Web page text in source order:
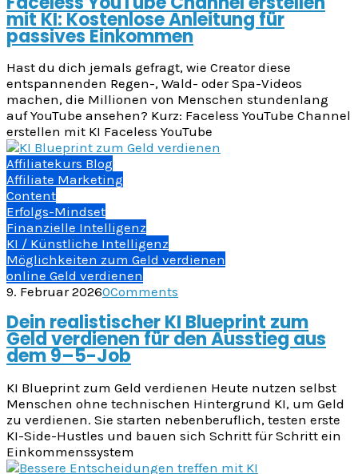
mit KI: Kostenlose Anleitung für
passives Einkommen
Hast du dich jemals gefragt, wie Creator diese
entspannenden Regen-, Wald- oder Spa-Videos
machen, die Millionen von Menschen stundenlang
auf YouTube ansehen? Kurz: Faceless YouTube Channel
erstellen mit KI Faceless YouTube
Affiliatekurs Blog
Affiliate Marketing
Content
Erfolgs-Mindset
Finanzielle Intelligenz
KI / Künstliche Intelligenz
Möglichkeiten zum Geld verdienen
online Geld verdienen
9. Februar 20260Comments
Dein realistischer KI Blueprint zum
Geld verdienen für den Ausstieg aus
dem 9–5-Job
KI Blueprint zum Geld verdienen Heute nutzen selbst
Menschen ohne technischen Hintergrund KI, um Geld
zu verdienen. Sie starten nebenberuflich, testen erste
KI-Side-Hustles und bauen sich Schritt für Schritt ein
Einkommenssystem